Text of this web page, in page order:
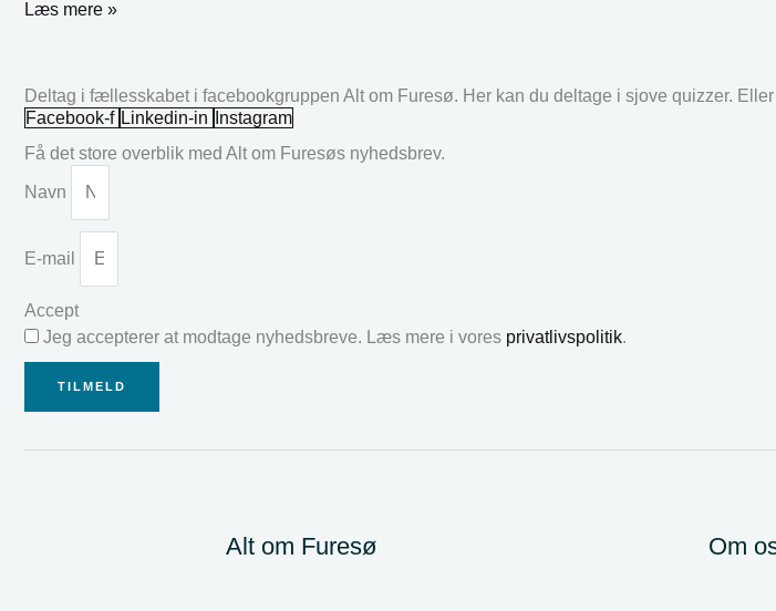
Læs mere »
Deltag i fællesskabet i facebookgruppen Alt om Furesø. Her kan du deltage i sjove quizzer.
Facebook-f Linkedin-in
Instagram
Få det store overblik med Alt om Furesøs nyhedsbrev.
Navn
E-mail
Accept
Jeg accepterer at modtage nyhedsbreve. Læs mere i vores privatlivspolitik.
TILMELD
Alt om Furesø Om